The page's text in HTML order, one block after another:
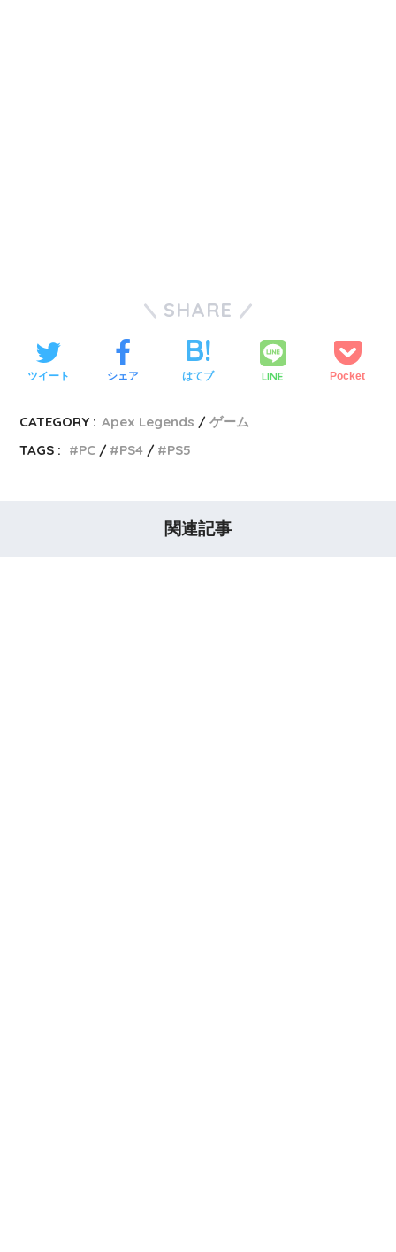
SHARE
ツイート シェア はてブ LINE Pocket
CATEGORY : Apex Legends
ゲーム
TAGS :
PC PS4 PS5
関連記事